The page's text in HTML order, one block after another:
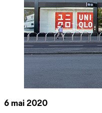
6 mai 2020